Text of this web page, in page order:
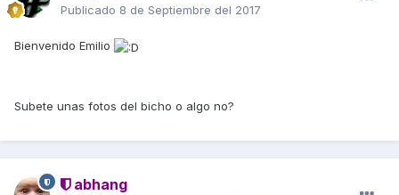
Publicado 8 de Septiembre del 2017
Bienvenido Emilio
Subete unas fotos del bicho o algo no?
abhang